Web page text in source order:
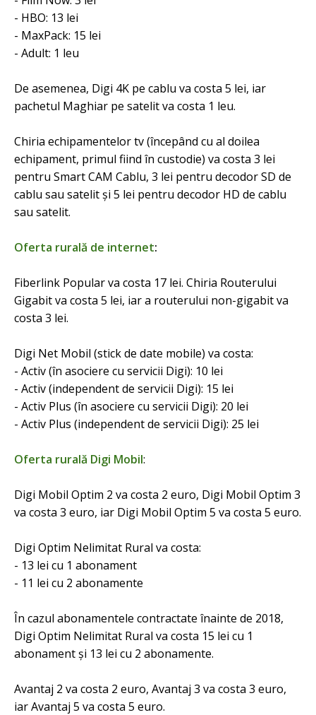
- HBO: 13 lei
- MaxPack: 15 lei
- Adult: 1 leu
De asemenea, Digi 4K pe cablu va costa 5 lei, iar
pachetul Maghiar pe satelit va costa 1 leu.
Chiria echipamentelor tv (începând cu al doilea
echipament, primul fiind în custodie) va costa 3 lei
pentru Smart CAM Cablu, 3 lei pentru decodor SD de
cablu sau satelit și 5 lei pentru decodor HD de cablu
sau satelit.
Oferta rurală de internet:
Fiberlink Popular va costa 17 lei. Chiria Routerului
Gigabit va costa 5 lei, iar a routerului non-gigabit va
costa 3 lei.
Digi Net Mobil (stick de date mobile) va costa:
- Activ (în asociere cu servicii Digi): 10 lei
- Activ (independent de servicii Digi): 15 lei
- Activ Plus (în asociere cu servicii Digi): 20 lei
- Activ Plus (independent de servicii Digi): 25 lei
Oferta rurală Digi Mobil:
Digi Mobil Optim 2 va costa 2 euro, Digi Mobil Optim 3
va costa 3 euro, iar Digi Mobil Optim 5 va costa 5 euro.
Digi Optim Nelimitat Rural va costa:
- 13 lei cu 1 abonament
- 11 lei cu 2 abonamente
În cazul abonamentele contractate înainte de 2018,
Digi Optim Nelimitat Rural va costa 15 lei cu 1
abonament și 13 lei cu 2 abonamente.
Avantaj 2 va costa 2 euro, Avantaj 3 va costa 3 euro,
iar Avantaj 5 va costa 5 euro.